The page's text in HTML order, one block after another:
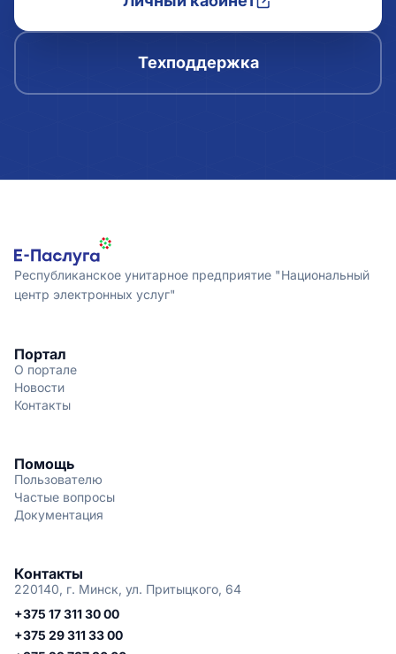
Техподдержка
Республиканское унитарное предприятие "Национальный
центр электронных услуг"
Портал
О портале
Новости
Контакты
Помощь
Пользователю
Частые вопросы
Документация
Контакты
220140, г. Минск, ул. Притыцкого, 64
+375 17 311 30 00
+375 29 311 33 00